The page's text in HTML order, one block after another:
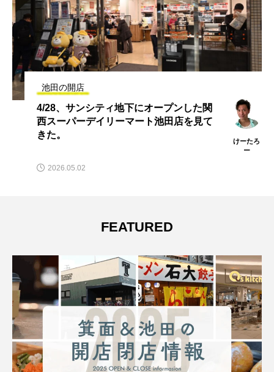
池田の開店
4/28、サンシティ地下にオープンした関
西スーパーデイリーマート池田店を見て
きた。
けーたろ
ー
2026.05.02
FEATURED